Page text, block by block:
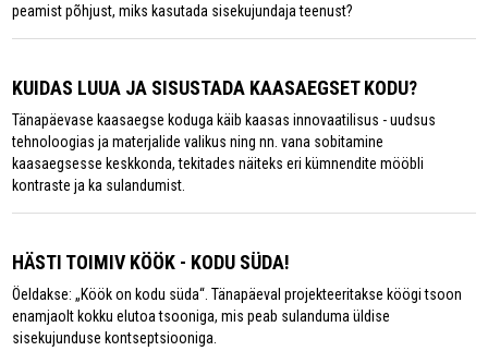
peamist põhjust, miks kasutada sisekujundaja teenust?
KUIDAS LUUA JA SISUSTADA KAASAEGSET KODU?
Tänapäevase kaasaegse koduga käib kaasas innovaatilisus - uudsus
tehnoloogias ja materjalide valikus ning nn. vana sobitamine
kaasaegsesse keskkonda, tekitades näiteks eri kümnendite mööbli
kontraste ja ka sulandumist.
HÄSTI TOIMIV KÖÖK - KODU SÜDA!
Öeldakse: „Köök on kodu süda“. Tänapäeval projekteeritakse köögi tsoon
enamjaolt kokku elutoa tsooniga, mis peab sulanduma üldise
sisekujunduse kontseptsiooniga.